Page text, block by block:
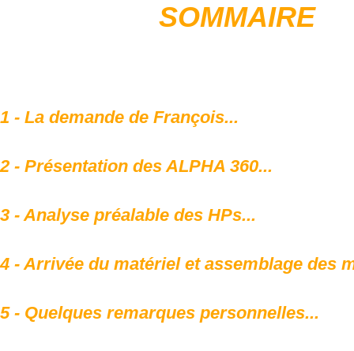
SOMMAIRE
1 - La demande de François...
2 - Présentation des ALPHA 360...
3 - Analyse préalable des HPs...
4 - Arrivée du matériel et assemblage des
5 - Quelques remarques personnelles...